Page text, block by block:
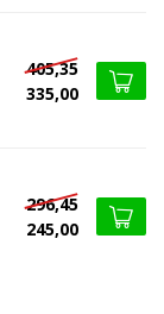
405,35
335,00
296,45
245,00